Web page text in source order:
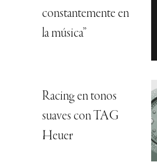
constantemente en
la música”
Racing en tonos
suaves con TAG
Heuer